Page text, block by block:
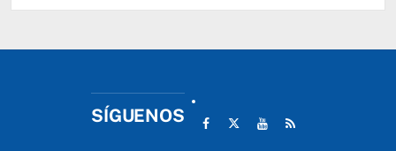
SÍGUENOS